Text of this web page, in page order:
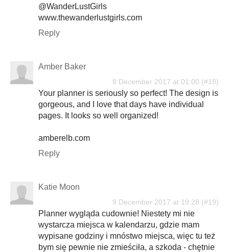
@WanderLustGirls
www.thewanderlustgirls.com
Reply
Amber Baker
8 December 2017 at 01:00
Your planner is seriously so perfect! The design is
gorgeous, and I love that days have individual
pages. It looks so well organized!
amberelb.com
Reply
Katie Moon
9 December 2017 at 19:28
Planner wygląda cudownie! Niestety mi nie
wystarcza miejsca w kalendarzu, gdzie mam
wypisane godziny i mnóstwo miejsca, więc tu też
bym się pewnie nie zmieściła, a szkoda - chętnie